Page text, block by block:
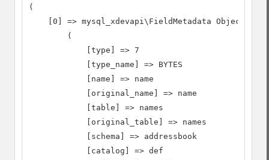
(
    [0] => mysql_xdevapi\FieldMetadata Object
        (
            [type] => 7
            [type_name] => BYTES
            [name] => name
            [original_name] => name
            [table] => names
            [original_table] => names
            [schema] => addressbook
            [catalog] => def